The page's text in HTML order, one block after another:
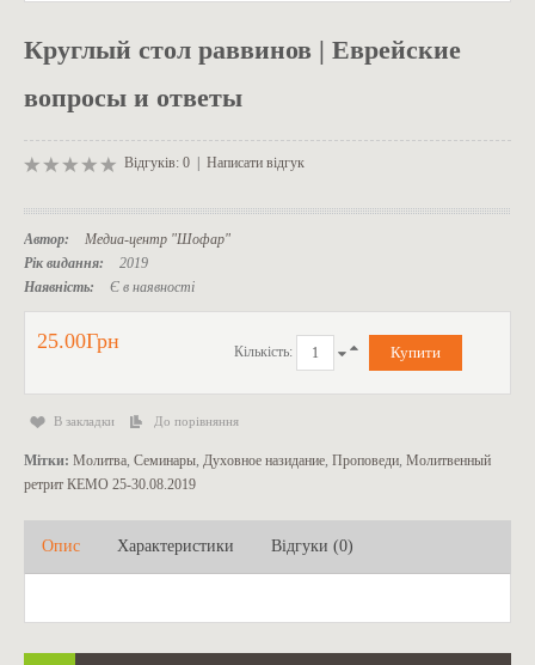
Круглый стол раввинов | Еврейские
вопросы и ответы
Відгуків: 0 Написати відгук
Автор:
Медиа-центр "Шофар"
Рік видання:
2019
Наявність:
Є в наявності
25.00Грн Кількість:
В закладки До порівняння
Мітки: Молитва, Семинары, Духовное назидание, Проповеди, Молитвенный
ретрит КЕМО 25-30.08.2019
Опис Характеристики Відгуки (0)